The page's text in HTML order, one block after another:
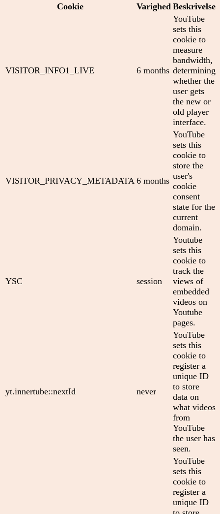
Cookie
Varighed Beskrivelse
VISITOR_INFO1_LIVE 6 months
YouTube
sets this
cookie to
measure
bandwidth,
determining
whether the
user gets
the new or
old player
interface.
VISITOR_PRIVACY_METADATA 6 months
YouTube
sets this
cookie to
store the
user's
cookie
consent
state for the
current
domain.
YSC session
Youtube
sets this
cookie to
track the
views of
embedded
videos on
Youtube
pages.
yt.innertube::nextId never
YouTube
sets this
cookie to
register a
unique ID
to store
data on
what videos
from
YouTube
the user has
seen.
YouTube
sets this
cookie to
register a
unique ID